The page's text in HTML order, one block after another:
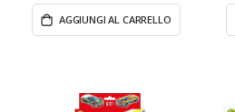
AGGIUNGI AL CARRELLO